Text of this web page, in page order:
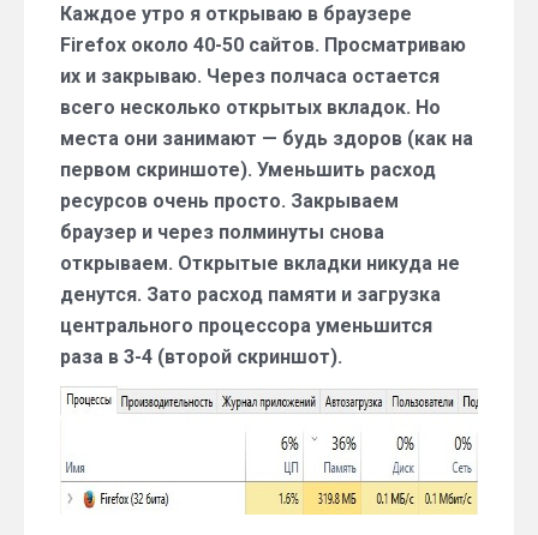
Каждое утро я открываю в браузере
Firefox около 40-50 сайтов. Просматриваю
их и закрываю. Через полчаса остается
всего несколько открытых вкладок. Но
места они занимают — будь здоров (как на
первом скриншоте). Уменьшить расход
ресурсов очень просто. Закрываем
браузер и через полминуты снова
открываем. Открытые вкладки никуда не
денутся. Зато расход памяти и загрузка
центрального процессора уменьшится
раза в 3-4 (второй скриншот).